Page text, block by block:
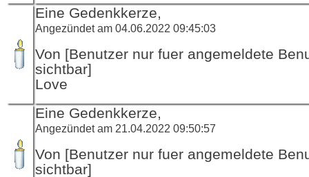
Eine Gedenkkerze,
Angezündet am 04.06.2022 09:45:03
Von [Benutzer nur fuer angemeldete
sichtbar]
Love
Eine Gedenkkerze,
Angezündet am 21.04.2022 09:50:57
Von [Benutzer nur fuer angemeldete
sichtbar]